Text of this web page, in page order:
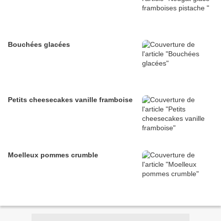
Bouchées glacées
Petits cheesecakes vanille framboise
Moelleux pommes crumble